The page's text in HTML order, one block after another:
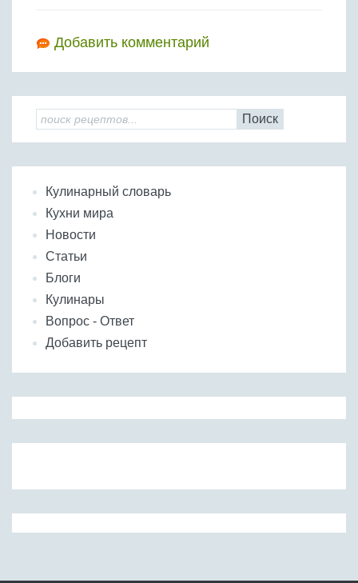
Добавить комментарий
Поиск
Кулинарный словарь
Кухни мира
Новости
Статьи
Блоги
Кулинары
Вопрос - Ответ
Добавить рецепт